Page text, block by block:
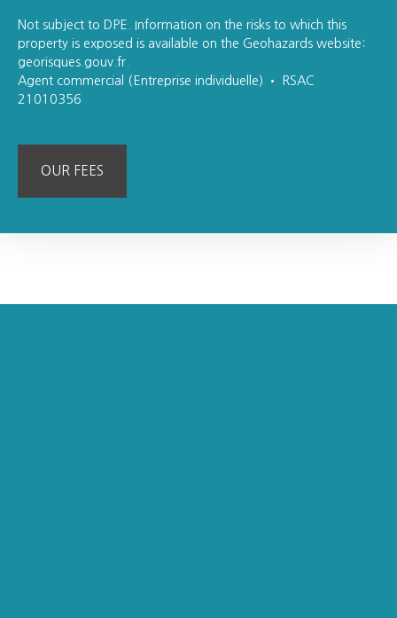
Not subject to DPE. Information on the risks to which this
property is exposed is available on the Geohazards website:
georisques.gouv.fr.
Agent commercial (Entreprise individuelle) • RSAC
21010356
OUR FEES